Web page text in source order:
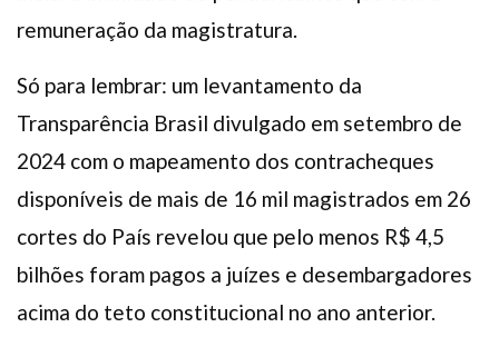
remuneração da magistratura.
Só para lembrar: um levantamento da
Transparência Brasil divulgado em setembro de
2024 com o mapeamento dos contracheques
disponíveis de mais de 16 mil magistrados em 26
cortes do País revelou que pelo menos R$ 4,5
bilhões foram pagos a juízes e desembargadores
acima do teto constitucional no ano anterior.